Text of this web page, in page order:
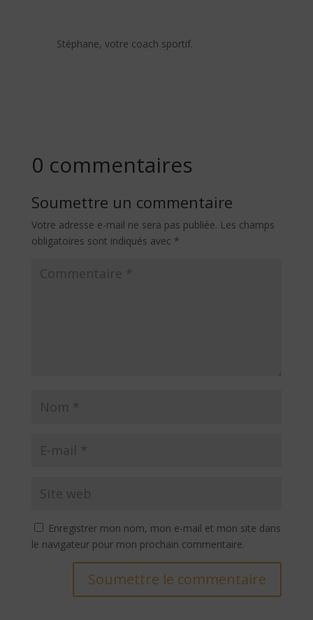
Stéphane, votre coach sportif.
0 commentaires
Soumettre un commentaire
Votre adresse e-mail ne sera pas publiée. Les champs
obligatoires sont indiqués avec *
Enregistrer mon nom, mon e-mail et mon site dans
le navigateur pour mon prochain commentaire.
Soumettre le commentaire